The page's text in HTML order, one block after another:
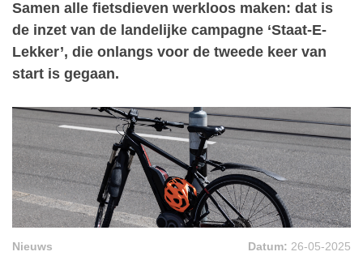
Samen alle fietsdieven werkloos maken: dat is
de inzet van de landelijke campagne ‘Staat-E-
Lekker’, die onlangs voor de tweede keer van
start is gegaan.
Nieuws Datum: 26-05-2025